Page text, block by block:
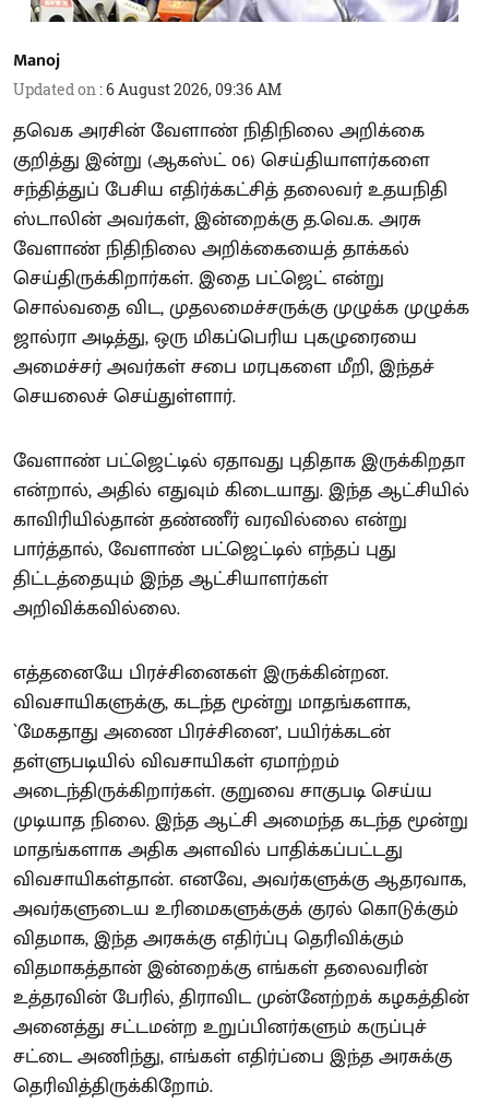
Manoj
Updated on :6 August 2026, 09:36 AM
தவெக அரசின் வேளாண் நிதிநிலை அறிக்கை
குறித்து இன்று (ஆகஸ்ட் 06) செய்தியாளர்களை
சந்தித்துப் பேசிய எதிர்க்கட்சித் தலைவர் உதயநிதி
ஸ்டாலின் அவர்கள், இன்றைக்கு த.வெ.க. அரசு
வேளாண் நிதிநிலை அறிக்கையைத் தாக்கல்
செய்திருக்கிறார்கள். இதை பட்ஜெட் என்று
சொல்வதை விட, முதலமைச்சருக்கு முழுக்க முழுக்க
ஜால்ரா அடித்து, ஒரு மிகப்பெரிய புகழுரையை
அமைச்சர் அவர்கள் சபை மரபுகளை மீறி, இந்தச்
செயலைச் செய்துள்ளார்.
வேளாண் பட்ஜெட்டில் ஏதாவது புதிதாக இருக்கிறதா
என்றால், அதில் எதுவும் கிடையாது. இந்த ஆட்சியில்
காவிரியில்தான் தண்ணீர் வரவில்லை என்று
பார்த்தால், வேளாண் பட்ஜெட்டில் எந்தப் புது
திட்டத்தையும் இந்த ஆட்சியாளர்கள்
அறிவிக்கவில்லை.
எத்தனையே பிரச்சினைகள் இருக்கின்றன.
விவசாயிகளுக்கு, கடந்த மூன்று மாதங்களாக,
`மேகதாது அணை பிரச்சினை’, பயிர்க்கடன்
தள்ளுபடியில் விவசாயிகள் ஏமாற்றம்
அடைந்திருக்கிறார்கள். குறுவை சாகுபடி செய்ய
முடியாத நிலை. இந்த ஆட்சி அமைந்த கடந்த மூன்று
மாதங்களாக அதிக அளவில் பாதிக்கப்பட்டது
விவசாயிகள்தான். எனவே, அவர்களுக்கு ஆதரவாக,
அவர்களுடைய உரிமைகளுக்குக் குரல் கொடுக்கும்
விதமாக, இந்த அரசுக்கு எதிர்ப்பு தெரிவிக்கும்
விதமாகத்தான் இன்றைக்கு எங்கள் தலைவரின்
உத்தரவின் பேரில், திராவிட முன்னேற்றக் கழகத்தின்
அனைத்து சட்டமன்ற உறுப்பினர்களும் கருப்புச்
சட்டை அணிந்து, எங்கள் எதிர்ப்பை இந்த அரசுக்கு
தெரிவித்திருக்கிறோம்.